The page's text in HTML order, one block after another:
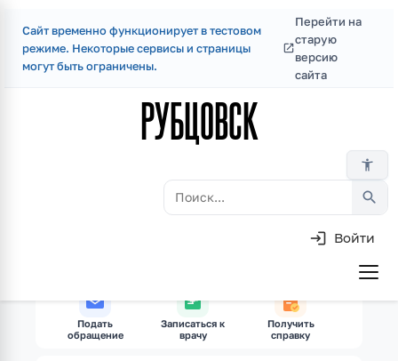
Перейти
к
Сайт временно функционирует в тестовом
режиме. Некоторые сервисы и страницы
могут быть ограничены.
Перейти на
старую
версию
сайта
РУБЦОВСК
accessibility_new
search
Войти
навигация
Подать
обращение
Записаться к
врачу
Получить
справку